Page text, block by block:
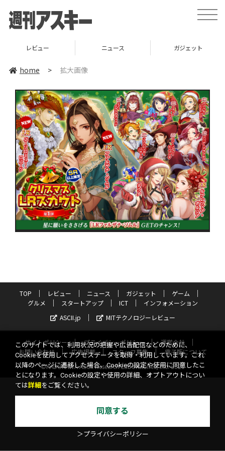
toggle
レビュー ニュース ガジェット
home > 拡大画像
TOP レビュー ニュース ガジェット
ゲーム
グルメ
スタートアップ ICT
インフォメーション
ASCII.jp
MITテクノロジーレビュー
サイトポリシー プライバシーポリシー
運営会社
お問い合わせ
広告掲載 スタッフ募集
電子版について
©KADOKAWA ASCII Research Laboratories, Inc. 2026
このサイトでは、利用状況の把握や広告配信などのために、
Cookieを使用してアクセスデータを取得・利用しています。これ
以降のページに遷移した場合、Cookieの設定や使用に同意したこ
とになります。Cookieの設定や使用の詳細、オプトアウトについ
ては詳細 をご覧ください。
同意する
＞プライバシーポリシー